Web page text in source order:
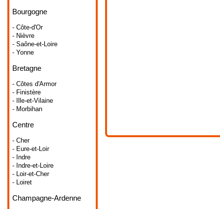
Bourgogne
- Côte-d'Or
- Nièvre
- Saône-et-Loire
- Yonne
Bretagne
- Côtes d'Armor
- Finistère
- Ille-et-Vilaine
- Morbihan
Centre
- Cher
- Eure-et-Loir
- Indre
- Indre-et-Loire
- Loir-et-Cher
- Loiret
Champagne-Ardenne